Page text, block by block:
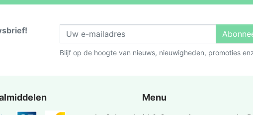
Blijf op de hoogte van nieuws, nieuwigheden, promoties
Menu